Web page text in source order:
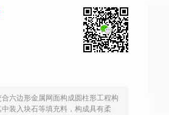
六边形金属网面构成圆柱形工程构
装入块石等填充料，构成具有柔